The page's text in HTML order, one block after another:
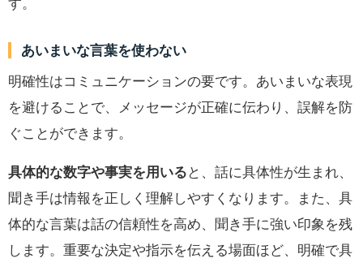
す。
あいまいな言葉を使わない
明確性はコミュニケーションの要です。あいまいな表現
を避けることで、メッセージが正確に伝わり、誤解を防
ぐことができます。
具体的な数字や事実を用いる と、話に具体性が生まれ、
聞き手は情報を正しく理解しやすくなります。また、具
体的な言葉は話の信頼性を高め、聞き手に強い印象を残
します。重要な決定や指示を伝える場面ほど、明確で具